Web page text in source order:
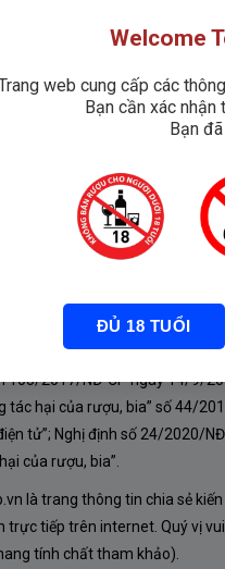
SÁCH
105/2017/NĐ-CP ngày 14/9/
tác hại của rượu, bia” số 44/
tử”; Nghị định số 24/2020/
của rượu, bia”.
là trang thông tin chia sẻ
trực tiếp trên internet. Quý vị
tính chất tham khảo).
Welcome
web cung cấp các
Bạn cần xác
Bạn
ĐỦ 18 TUỔI